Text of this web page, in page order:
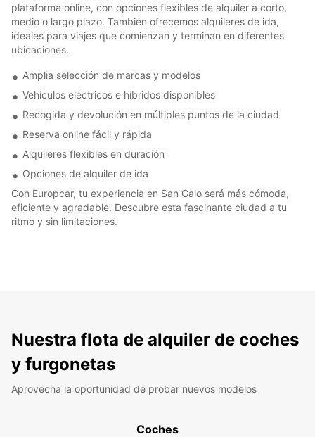
plataforma online, con opciones flexibles de alquiler a corto,
medio o largo plazo. También ofrecemos alquileres de ida,
ideales para viajes que comienzan y terminan en diferentes
ubicaciones.
Amplia selección de marcas y modelos
Vehículos eléctricos e híbridos disponibles
Recogida y devolución en múltiples puntos de la ciudad
Reserva online fácil y rápida
Alquileres flexibles en duración
Opciones de alquiler de ida
Con Europcar, tu experiencia en San Galo será más cómoda,
eficiente y agradable. Descubre esta fascinante ciudad a tu
ritmo y sin limitaciones.
Nuestra flota de alquiler de coches
y furgonetas
Aprovecha la oportunidad de probar nuevos modelos
Coches